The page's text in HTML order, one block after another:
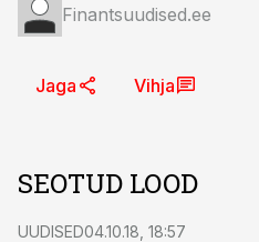
Finantsuudised.ee
Jaga Vihja
SEOTUD LOOD
UUDISED04.10.18, 18:57